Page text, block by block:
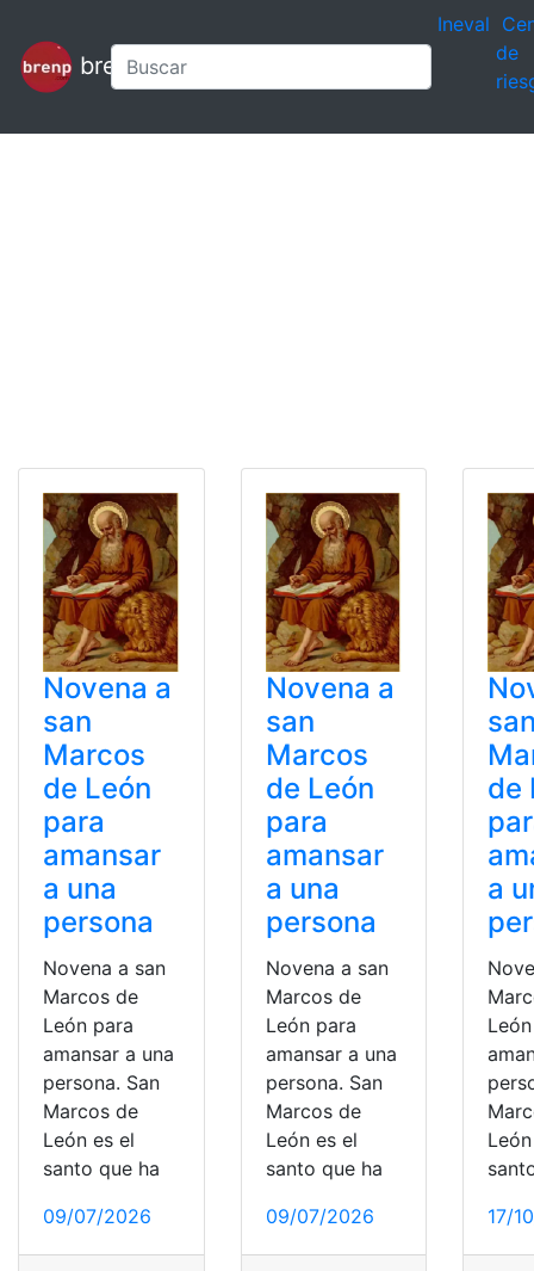
brenp
Ineval
de
Novena a
san
Marcos
de León
para
amansar
a una
persona
Novena a san
Marcos de
León para
amansar a una
persona. San
Marcos de
León es el
santo que ha
09/07/2026
Novena a
san
Marcos
de León
para
amansar
a una
persona
Novena a san
Marcos de
León para
amansar a una
persona. San
Marcos de
León es el
santo que ha
09/07/2026
san
de
a
17/